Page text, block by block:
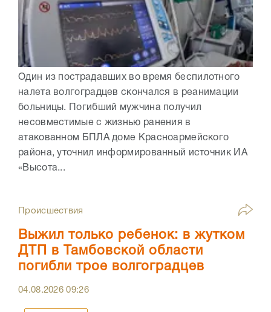
Один из пострадавших во время беспилотного
налета волгоградцев скончался в реанимации
больницы. Погибший мужчина получил
несовместимые с жизнью ранения в
атакованном БПЛА доме Красноармейского
района, уточнил информированный источник ИА
«Высота...
Происшествия
Выжил только ребенок: в жутком
ДТП в Тамбовской области
погибли трое волгоградцев
04.08.202609:26